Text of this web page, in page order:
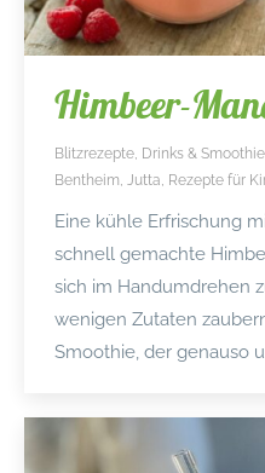
Himbeer-
Blitzrezepte, Drinks &
Bentheim, Jutta, Rezepte für
Eine kühle Erfrischung
schnell gemachte
sich im Handumdrehen
wenigen Zutaten
Smoothie, der genauso